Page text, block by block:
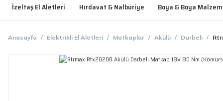
İzeltaş El Aletleri Hırdavat & Nalburiye Boya & Boya
Anasayfa Elektrikli El Aletleri Matkaplar Akülü Darbeli